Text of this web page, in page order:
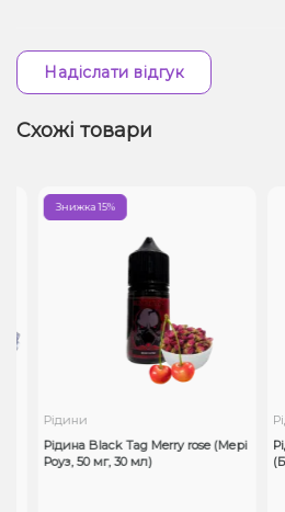
Надіслати відгук
Схожі товари
Знижка 15%
Рідини
Рідина Black Tag Merry rose (Мері
Роуз, 50 мг, 30 мл)